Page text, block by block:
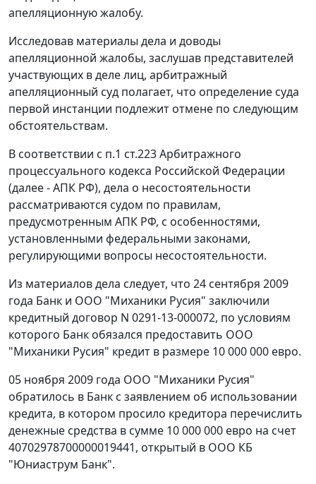
апелляционную жалобу.
Исследовав материалы дела и доводы
апелляционной жалобы, заслушав представителей
участвующих в деле лиц, арбитражный
апелляционный суд полагает, что определение суда
первой инстанции подлежит отмене по следующим
обстоятельствам.
В соответствии с п.1 ст.223Арбитражного
процессуального кодекса Российской Федерации
(далее - АПК РФ), дела о несостоятельности
рассматриваются судом по правилам,
предусмотренным АПК РФ, с особенностями,
установленными федеральными законами,
регулирующими вопросы несостоятельности.
Из материалов дела следует, что 24 сентября 2009
года Банк и ООО "Миханики Русия" заключили
кредитный договор N 0291-13-000072, по условиям
которого Банк обязался предоставить ООО
"Миханики Русия" кредит в размере 10 000 000 евро.
05 ноября 2009 года ООО "Миханики Русия"
обратилось в Банк с заявлением об использовании
кредита, в котором просило кредитора перечислить
денежные средства в сумме 10 000 000 евро на счет
40702978700000019441, открытый в ООО КБ
"Юниаструм Банк".